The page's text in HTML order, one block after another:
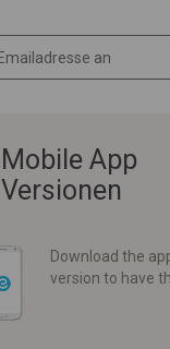
Mobile App
Versionen
Download the
version to have